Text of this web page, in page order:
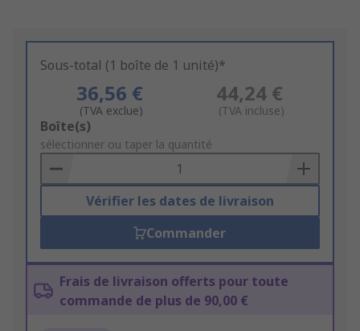
Sous-total (1 boîte de 1 unité)*
36,56 €
(TVA exclue)
44,24 €
(TVA incluse)
Add
to
Basket
Boîte(s)
sélectionner ou taper la quantité
Vérifier les dates de livraison
Commander
Frais de livraison offerts pour toute
commande de plus de 90,00 €